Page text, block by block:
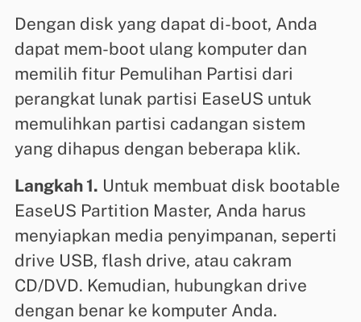
Dengan disk yang dapat di-boot, Anda
dapat mem-boot ulang komputer dan
memilih fitur Pemulihan Partisi dari
perangkat lunak partisi EaseUS untuk
memulihkan partisi cadangan sistem
yang dihapus dengan beberapa klik.
Langkah 1. Untuk membuat disk bootable
EaseUS Partition Master, Anda harus
menyiapkan media penyimpanan, seperti
drive USB, flash drive, atau cakram
CD/DVD. Kemudian, hubungkan drive
dengan benar ke komputer Anda.